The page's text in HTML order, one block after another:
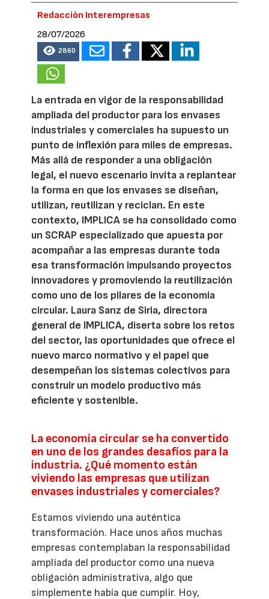
Redacción Interempresas
28/07/2026
2860
La entrada en vigor de la responsabilidad
ampliada del productor para los envases
industriales y comerciales ha supuesto un
punto de inflexión para miles de empresas.
Más allá de responder a una obligación
legal, el nuevo escenario invita a replantear
la forma en que los envases se diseñan,
utilizan, reutilizan y reciclan. En este
contexto, IMPLICA se ha consolidado como
un SCRAP especializado que apuesta por
acompañar a las empresas durante toda
esa transformación impulsando proyectos
innovadores y promoviendo la reutilización
como uno de los pilares de la economía
circular. Laura Sanz de Siria, directora
general de IMPLICA, diserta sobre los retos
del sector, las oportunidades que ofrece el
nuevo marco normativo y el papel que
desempeñan los sistemas colectivos para
construir un modelo productivo más
eficiente y sostenible.
La economía circular se ha convertido
en uno de los grandes desafíos para la
industria. ¿Qué momento están
viviendo las empresas que utilizan
envases industriales y comerciales?
Estamos viviendo una auténtica
transformación. Hace unos años muchas
empresas contemplaban la responsabilidad
ampliada del productor como una nueva
obligación administrativa, algo que
simplemente había que cumplir. Hoy,